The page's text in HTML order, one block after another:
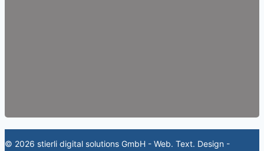
© 2026 stierli digital solutions GmbH - Web. Text. Design -